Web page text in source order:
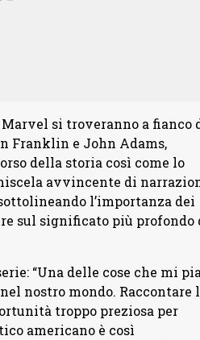
si troveranno a fianco
Franklin e John Adams,
della storia così come lo
avvincente di
l’importanza dei
sul significato più profondo
“Una delle cose che mi
nostro mondo. Raccontare
troppo preziosa per
americano è così